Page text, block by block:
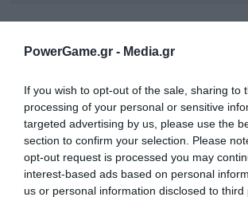
PowerGame.gr - Media.gr
If you wish to opt-out of the sale, sharing to
processing of your personal or sensitive
targeted advertising by us, please use the
section to confirm your selection. Please
opt-out request is processed you may
interest-based ads based on personal
us or personal information disclosed to